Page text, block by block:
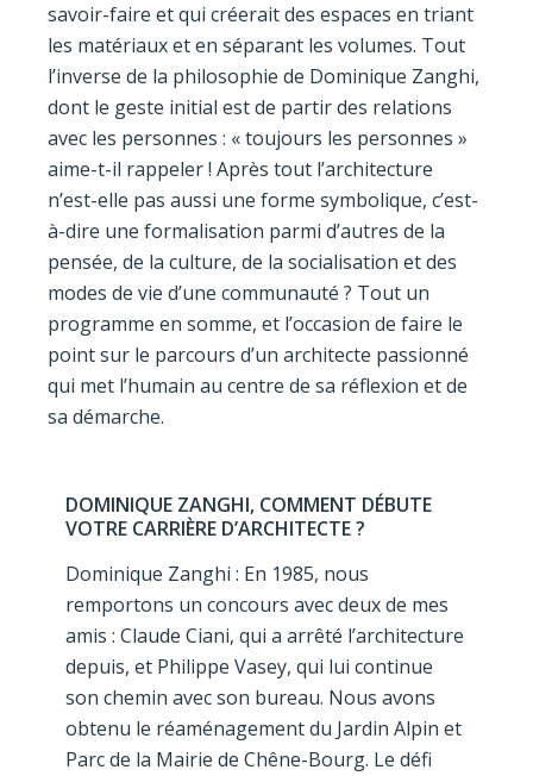
savoir-faire et qui créerait des espaces en triant
les matériaux et en séparant les volumes. Tout
l’inverse de la philosophie de Dominique Zanghi,
dont le geste initial est de partir des relations
avec les personnes : « toujours les personnes »
aime-t-il rappeler ! Après tout l’architecture
n’est-elle pas aussi une forme symbolique, c’est-
à-dire une formalisation parmi d’autres de la
pensée, de la culture, de la socialisation et des
modes de vie d’une communauté ? Tout un
programme en somme, et l’occasion de faire le
point sur le parcours d’un architecte passionné
qui met l’humain au centre de sa réflexion et de
sa démarche.
DOMINIQUE ZANGHI, COMMENT DÉBUTE
VOTRE CARRIÈRE D’ARCHITECTE ?
Dominique Zanghi : En 1985, nous
remportons un concours avec deux de mes
amis : Claude Ciani, qui a arrêté l’architecture
depuis, et Philippe Vasey, qui lui continue
son chemin avec son bureau. Nous avons
obtenu le réaménagement du Jardin Alpin et
Parc de la Mairie de Chêne-Bourg. Le défi